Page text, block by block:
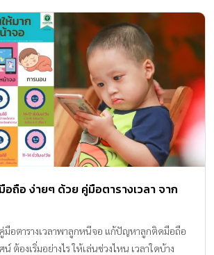
ถือ ง่ายๆ ด้วย คู่มือตารางเวลา จาก
มือตารางเวลาพาลูกหนีจอ แก้ปัญหาลูกติดมือถือ
ต้องเริ่มอย่างไร ให้เล่นช่วงไหน เวลาใดบ้าง